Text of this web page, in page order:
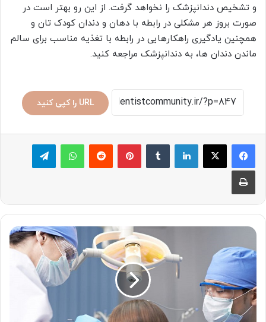
و تشخیص دندانپزشک را نخواهد گرفت. از این رو بهتر است در
صورت بروز هر مشکلی در رابطه با دهان و دندان کودک تان و
همچنین یادگیری راهکارهایی در رابطه با تغذیه مناسب برای سالم
ماندن دندان‌ ها، به دندانپزشک مراجعه کنید.
URL را کپی کنید
لینکدین ‫تامبلر پینترست‫رددیت واتس آپ تلگرام
چاپ
معرفی
تخصص
های
دندانپزشکی